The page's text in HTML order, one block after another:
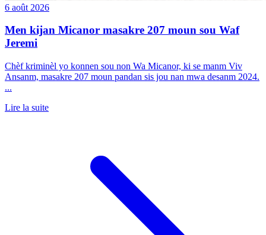
6 août 2026
Men kijan Micanor masakre 207 moun sou Waf
Jeremi
Chèf kriminèl yo konnen sou non Wa Micanor, ki se manm Viv
Ansanm, masakre 207 moun pandan sis jou nan mwa desanm 2024.
...
Lire la suite